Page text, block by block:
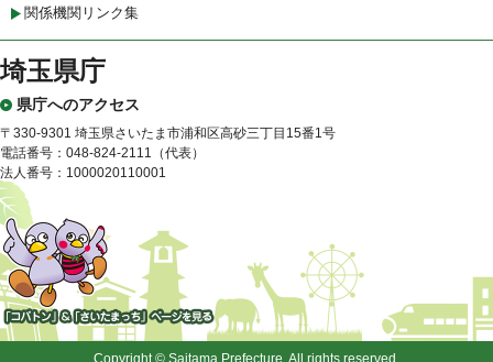
関係機関リンク集
埼玉県庁
県庁へのアクセス
〒330-9301 埼玉県さいたま市浦和区高砂三丁目15番1号
電話番号：048-824-2111（代表）
法人番号：1000020110001
「コバトン」&「さいたまっ
Copyright © Saitama Prefecture. All rights reserved.